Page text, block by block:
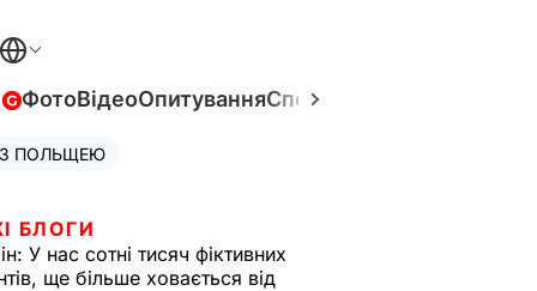
ФотоВідеоОпитуванняСпецпроєкти
ПОЛЬЩЕЮ
БЛОГИ
У нас сотні тисяч фіктивних
ще більше ховається від